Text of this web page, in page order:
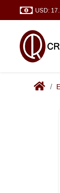
USD: